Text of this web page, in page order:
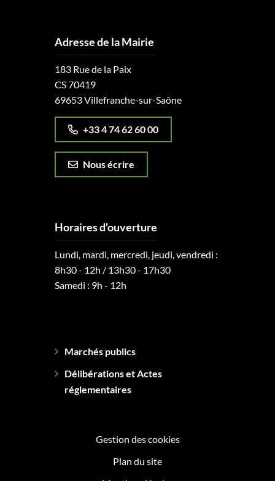
Adresse de la Mairie
183 Rue de la Paix
CS 70419
69653 Villefranche-sur-Saône
+33 4 74 62 60 00
Nous écrire
Horaires d'ouverture
Lundi, mardi, mercredi, jeudi, vendredi :
8h30 - 12h / 13h30 - 17h30
Samedi : 9h - 12h
Marchés publics
Délibérations et Actes
réglementaires
Gestion des cookies
Plan du site